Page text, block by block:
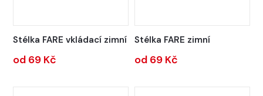
Stélka FARE vkládací zimní
od 69 Kč
Stélka FARE zimní
od 69 Kč